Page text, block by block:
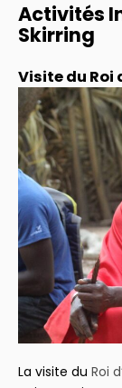
Activités
Skirring
Visite du Roi
La visite du Roi